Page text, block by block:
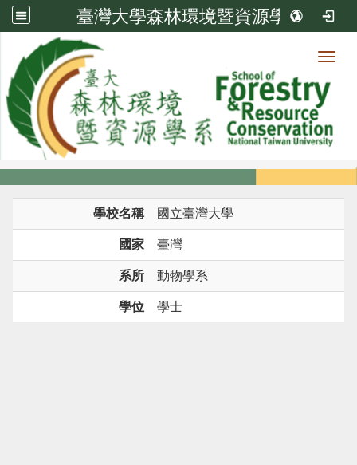
臺灣大學森林環境暨資源學系
系所成員
系所成員
學校名稱 國立臺灣大學
國家 臺灣
系所 動物學系
學位 學士